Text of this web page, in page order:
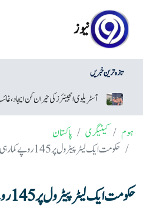
نیوز
تازہ ترین خبریں
کی حیران کن ایجاد، غائب ہونے والا ڈرون تیار
ہوم کیٹیگری
پاکستان
حکومت ایک لیٹر پیٹرول پر 145 روپے کما رہی ہے، رپورٹ
حکومت ایک لیٹر پیٹرول پر 145 روپے کما رہی ہے، رپورٹ